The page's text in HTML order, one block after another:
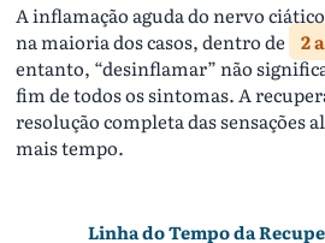
A inflamação aguda do nervo
na maioria dos casos, dentro de
2
entanto, “desinflamar” não
fim de todos os sintomas. A
resolução completa das sensações
mais tempo.
Linha do Tempo da